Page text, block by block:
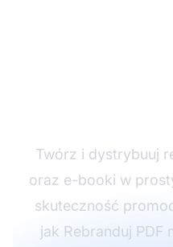
Twórz i dystrybuuj
oraz e-booki w
skuteczność
jak Rebranduj PDF